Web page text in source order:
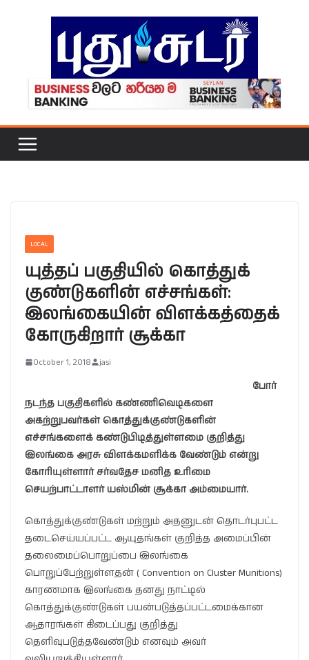
LOCAL
யுத்தப் பகுதியில் கொத்துக்
குண்டுகளின் எச்சங்கள்:
இலங்கையின் விளக்கத்தைக்
கோருகிறார் சூக்கா
October 1, 2018 jasi
போர்
நடந்த பகுதிகளில் கண்ணிவெடிகளை
அகற்றுபவர்கள் கொத்துக்குண்டுகளின்
எச்சங்களைக் கண்டுபிடித்துள்ளமை குறித்து
இலங்கை அரசு விளக்கமளிக்க வேண்டும் என்று
கோரியுள்ளார் சர்வதேச மனித உரிமை
செயற்பாட்டாளர் யஸ்மின் சூக்கா அம்மையார்.
கொத்துக்குண்டுகள் மற்றும் அதனுடன் தொடர்புபட்ட
தடைசெய்யப்பட்ட ஆயுதங்கள் குறித்த அமைப்பின்
தலைமைப்பொறுப்பை இலங்கை
பொறுப்பேற்றுள்ளதன் ( Convention on Cluster Munitions)
காரணமாக இலங்கை தனது நாட்டில்
கொத்துக்குண்டுகள் பயன்படுத்தப்பட்டமைக்கான
ஆதாரங்கள் கிடைப்பது குறித்து
தெளிவுபடுத்தவேண்டும் எனவும் அவர்